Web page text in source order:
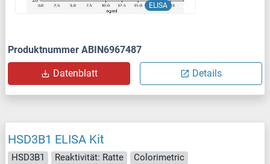
ELISA
Produktnummer ABIN6967487
Datenblatt Details
HSD3B1 ELISA Kit
HSD3B1 Reaktivität: Ratte
Colorimetric